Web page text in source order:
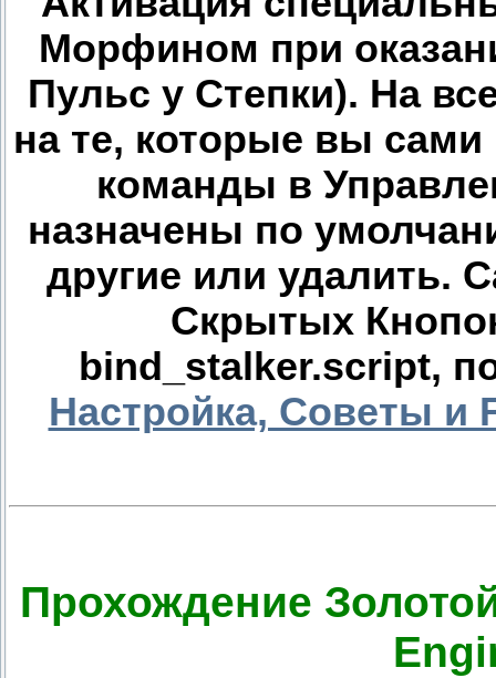
Морфином при
Пульс у Степки). На
на те, которые вы сами
команды в
назначены по
другие или удалить.
Скрытых
bind_stalker.script,
Настройка, Советы и
Прохождение